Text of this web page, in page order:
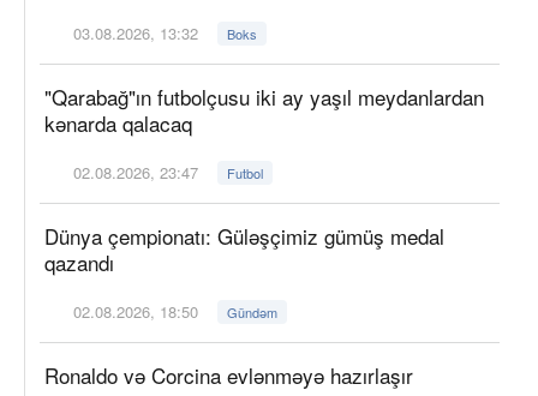
03.08.2026, 13:32 Boks
"Qarabağ"ın futbolçusu iki ay yaşıl meydanlardan
kənarda qalacaq
02.08.2026, 23:47 Futbol
Dünya çempionatı: Güləşçimiz gümüş medal
qazandı
02.08.2026, 18:50 Gündəm
Ronaldo və Corcina evlənməyə hazırlaşır